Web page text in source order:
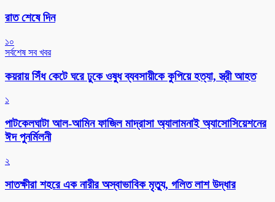
রাত শেষে দিন
১০
সর্বশেষ সব খবর
কয়রায় সিঁধ কেটে ঘরে ঢুকে ওষুধ ব্যবসায়ীকে কুপিয়ে হত্যা, স্ত্রী আহত
১
পাটকেলঘাটা আল-আমিন ফাজিল মাদ্রাসা অ্যালামনাই অ্যাসোসিয়েশনের
ঈদ পুনর্মিলনী
২
সাতক্ষীরা শহরে এক নারীর অস্বাভাবিক মৃত্যু, গলিত লাশ উদ্ধার